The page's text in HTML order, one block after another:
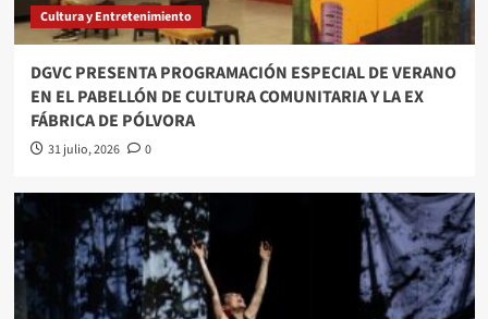
Cultura y Entretenimiento
DGVC PRESENTA PROGRAMACIÓN ESPECIAL DE VERANO
EN EL PABELLÓN DE CULTURA COMUNITARIA Y LA EX
FÁBRICA DE PÓLVORA
31 julio, 2026 0